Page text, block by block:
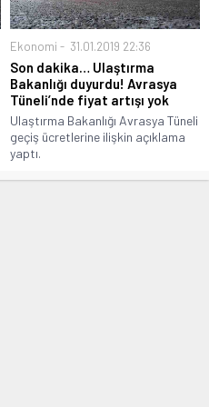
Ekonomi 31.01.2019 22:36
Son dakika… Ulaştırma
Bakanlığı duyurdu! Avrasya
Tüneli’nde fiyat artışı yok
Ulaştırma Bakanlığı Avrasya Tüneli
geçiş ücretlerine ilişkin açıklama
yaptı.